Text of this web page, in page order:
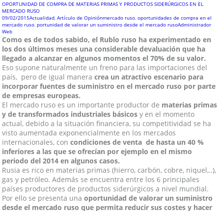
OPORTUNIDAD DE COMPRA DE MATERIAS PRIMAS Y PRODUCTOS SIDERÚRGICOS EN EL
MERCADO RUSO
09/02/2015Actualidad,Artículo de Opiniónmercado ruso,oportunidades de compra en el
mercado ruso,portunidad de valorar un suministro desde el mercado rusoAdministrador
Web
Como es de todos sabido, el Rublo ruso ha experimentado en
los dos últimos meses una considerable devaluación que ha
llegado a alcanzar en algunos momentos el 70% de su valor.
Eso supone naturalmente un freno para las importaciones del
país, pero de igual maneracrea un atractivo escenario para
incorporar fuentes de suministro en el mercado ruso por parte
de empresas europeas.
El mercado ruso es un importante productor de materias primas
y de transformados industriales básicos y en el momento
actual, debido a la situación financiera, su competitividad se ha
visto aumentada exponencialmente en los mercados
internacionales, con condiciones de venta de hasta un 40 %
inferiores a las que se ofrecían por ejemplo en el mismo
periodo del 2014 en algunos casos.
Rusia es rico en materias primas (hierro, carbón, cobre, niquel,..),
gas y petróleo. Además se encuentra entre los 6 principales
países productores de productos siderúrgicos a nivel mundial.
Por ello se presenta unaoportunidad de valorar un suministro
desde el mercado ruso que permita reducir sus costes y hacer